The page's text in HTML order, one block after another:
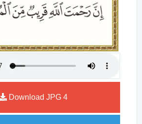
Download JPG 4